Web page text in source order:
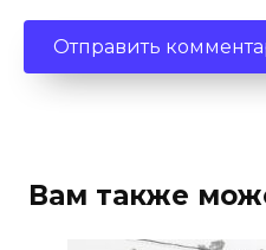
Вам также